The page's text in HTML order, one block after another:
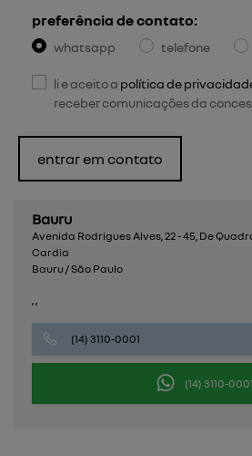
Bauru
Avenida Rodrigues Alves, 22 - 45, De
Cardia
Bauru / São Paulo
, ,
(14) 3110-0001
(14) 3110-0001
preferência de contato:
whatsapp telefone
li e aceito a política de
receber comunicações da
entrar em contato